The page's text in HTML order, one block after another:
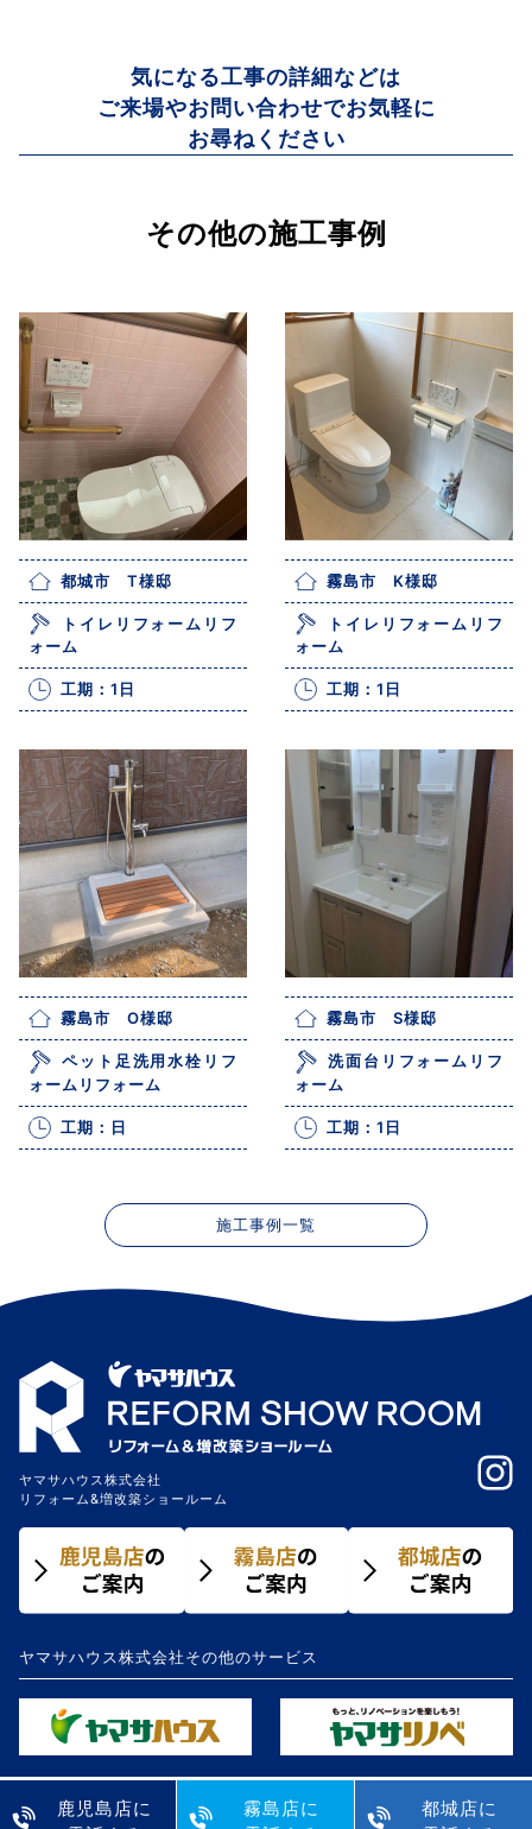
気になる工事の詳細などは
ご来場やお問い合わせでお気軽に
お尋ねください
その他の施工事例
都城市 T様邸
トイレリフォームリフ
ォーム
工期：1日
霧島市 K様邸
トイレリフォームリフ
ォーム
工期：1日
霧島市 O様邸
ペット足洗用水栓リフ
ォームリフォーム
工期：日
霧島市 S様邸
洗面台リフォームリフ
ォーム
工期：1日
施工事例一覧
ヤマサハウス株式会社
リフォーム&増改築ショールーム
ヤマサハウス株式会社その他のサービス
鹿児島店に
霧島店に
都城店に